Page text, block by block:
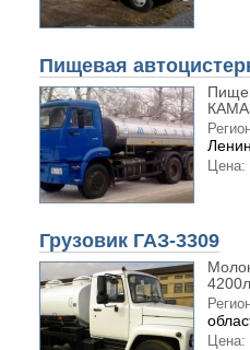
Пищевая
Цена:
Грузовик ГАЗ-3309
Цена: